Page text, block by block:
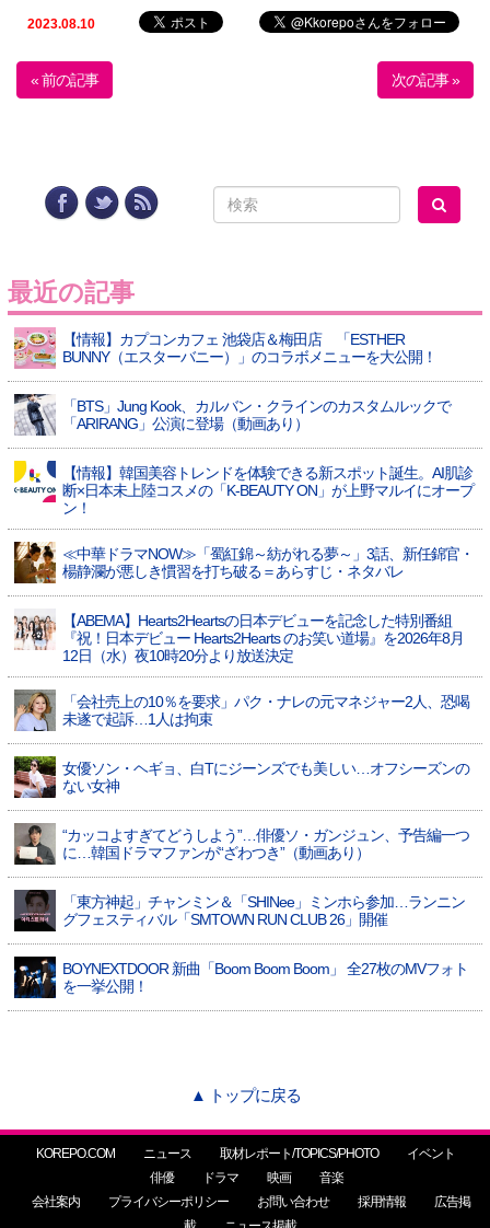
2023.08.10
« 前の記事 次の記事 »
最近の記事
【情報】カプコンカフェ 池袋店＆梅田店 「ESTHER
BUNNY（エスターバニー）」のコラボメニューを大公開！
「BTS」Jung Kook、カルバン・クラインのカスタムルックで
「ARIRANG」公演に登場（動画あり）
【情報】韓国美容トレンドを体験できる新スポット誕生。AI肌診
断×日本未上陸コスメの「K-BEAUTY ON」が上野マルイにオープ
ン！
≪中華ドラマNOW≫「蜀紅錦～紡がれる夢～」3話、新任錦官・
楊静瀾が悪しき慣習を打ち破る＝あらすじ・ネタバレ
【ABEMA】Hearts2Heartsの日本デビューを記念した特別番組
『祝！日本デビュー Hearts2Hearts のお笑い道場』を2026年8月
12日（水）夜10時20分より放送決定
「会社売上の10％を要求」パク・ナレの元マネジャー2人、恐喝
未遂で起訴…1人は拘束
女優ソン・ヘギョ、白Tにジーンズでも美しい…オフシーズンの
ない女神
“カッコよすぎてどうしよう”…俳優ソ・ガンジュン、予告編一つ
に…韓国ドラマファンが“ざわつき”（動画あり）
「東方神起」チャンミン＆「SHINee」ミンホら参加…ランニン
グフェスティバル「SMTOWN RUN CLUB 26」開催
BOYNEXTDOOR 新曲「Boom Boom Boom」 全27枚のMVフォト
を一挙公開！
▲ トップに戻る
KOREPO.COM ニュース 取材レポート/TOPICS/PHOTO
イベント
俳優
ドラマ 映画
音楽
会社案内
プライバシーポリシー お問い合わせ 採用情報
広告掲